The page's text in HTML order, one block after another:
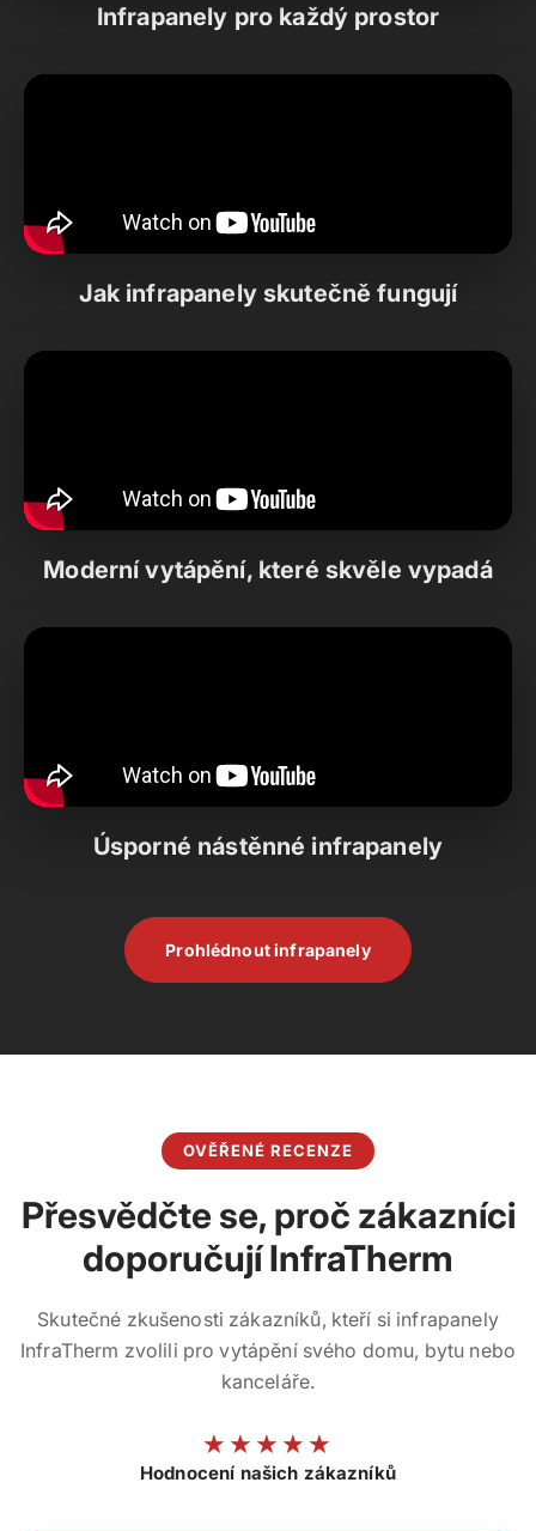
Infrapanely pro každý prostor
Jak infrapanely skutečně fungují
Moderní vytápění, které skvěle vypadá
Úsporné nástěnné infrapanely
Prohlédnout infrapanely
OVĚŘENÉ RECENZE
Přesvědčte se, proč zákazníci
doporučují InfraTherm
Skutečné zkušenosti zákazníků, kteří si infrapanely
InfraTherm zvolili pro vytápění svého domu, bytu nebo
kanceláře.
★★★★★
Hodnocení našich zákazníků